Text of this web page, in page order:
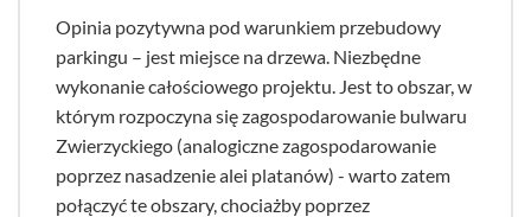
Opinia pozytywna pod warunkiem przebudowy
parkingu – jest miejsce na drzewa. Niezbędne
wykonanie całościowego projektu. Jest to obszar, w
którym rozpoczyna się zagospodarowanie bulwaru
Zwierzyckiego (analogiczne zagospodarowanie
poprzez nasadzenie alei platanów) - warto zatem
połączyć te obszary, chociażby poprzez